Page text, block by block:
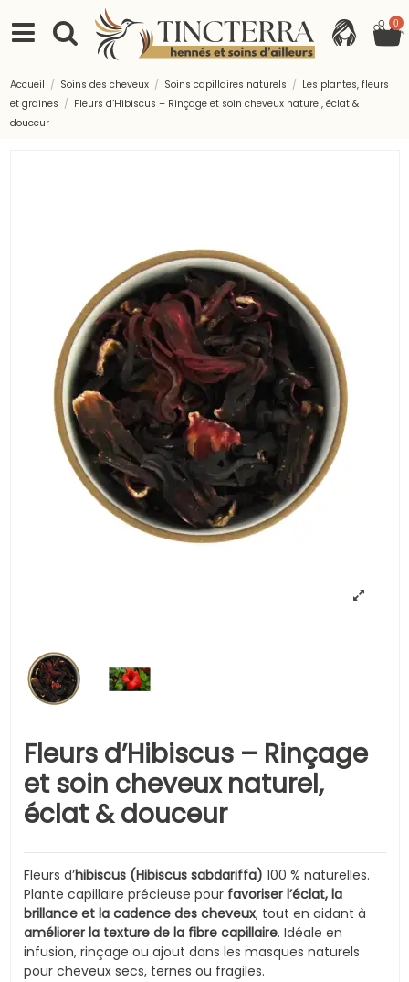
0
Accueil Soins des cheveux Soins capillaires naturels
Les plantes, fleurs
et graines
Fleurs d’Hibiscus – Rinçage et soin cheveux naturel, éclat &
douceur
Fleurs d’Hibiscus – Rinçage
et soin cheveux naturel,
éclat & douceur
Fleurs d’hibiscus (Hibiscus sabdariffa) 100 % naturelles.
Plante capillaire précieuse pour favoriser l’éclat, la
brillance et la cadence des cheveux, tout en aidant à
améliorer la texture de la fibre capillaire. Idéale en
infusion, rinçage ou ajout dans les masques naturels
pour cheveux secs, ternes ou fragiles.